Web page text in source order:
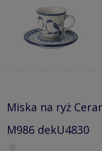
Miska na ryż
M986 dekU4830